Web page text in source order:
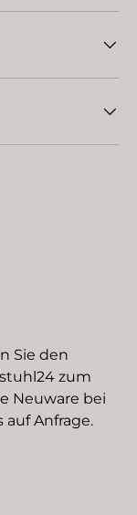
Sie den
zum
Neuware bei
Anfrage.